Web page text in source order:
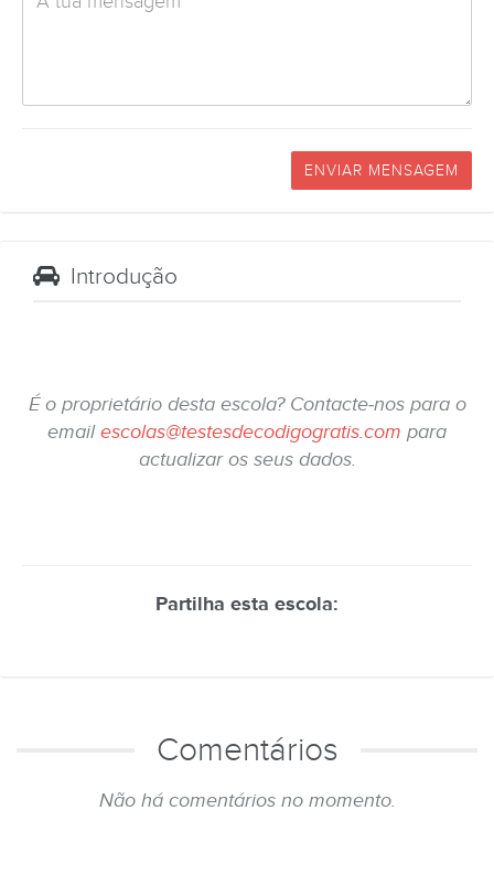
ENVIAR MENSAGEM
Introdução
É o proprietário desta escola? Contacte-nos para o
emailescolas@testesdecodigogratis.com para
actualizar os seus dados.
Partilha esta escola:
Comentários
Não há comentários no momento.